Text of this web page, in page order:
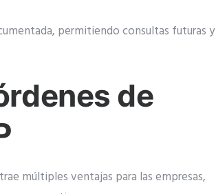
permitiendo consultas futuras y
de
trae múltiples ventajas para las empresas,